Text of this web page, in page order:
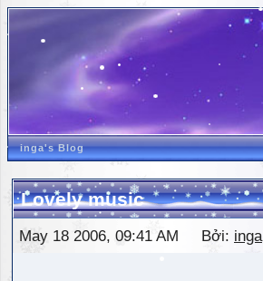
inga's Blog
Lovely music
May 18 2006, 09:41 AM Bởi: inga